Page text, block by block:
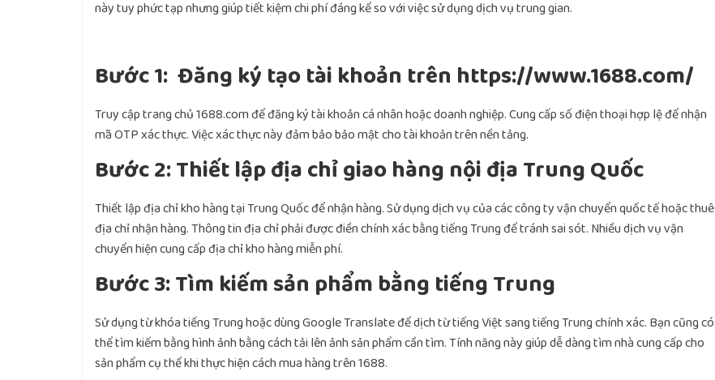
này tuy phức tạp nhưng giúp tiết kiệm chi phí đáng kể so với việc sử dụng dịch vụ trung gian.
Bước 1: Đăng ký tạo tài khoản trên https://www.1688.com/
Truy cập trang chủ 1688.com để đăng ký tài khoản cá nhân hoặc doanh nghiệp. Cung cấp số điện thoại hợp lệ để nhận
mã OTP xác thực. Việc xác thực này đảm bảo bảo mật cho tài khoản trên nền tảng.
Bước 2: Thiết lập địa chỉ giao hàng nội địa Trung Quốc
Thiết lập địa chỉ kho hàng tại Trung Quốc để nhận hàng. Sử dụng dịch vụ của các công ty vận chuyển quốc tế hoặc thuê
địa chỉ nhận hàng. Thông tin địa chỉ phải được điền chính xác bằng tiếng Trung để tránh sai sót. Nhiều dịch vụ vận
chuyển hiện cung cấp địa chỉ kho hàng miễn phí.
Bước 3: Tìm kiếm sản phẩm bằng tiếng Trung
Sử dụng từ khóa tiếng Trung hoặc dùng Google Translate để dịch từ tiếng Việt sang tiếng Trung chính xác. Bạn cũng có
thể tìm kiếm bằng hình ảnh bằng cách tải lên ảnh sản phẩm cần tìm. Tính năng này giúp dễ dàng tìm nhà cung cấp cho
sản phẩm cụ thể khi thực hiện cách mua hàng trên 1688.